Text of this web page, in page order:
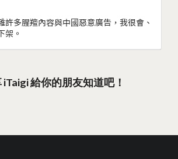
許多腥羶內容與中國惡意廣告，我很會、
架。
iTaigi 給你的朋友知道吧！